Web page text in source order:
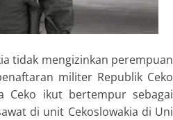
tidak mengizinkan perempuan
militer Republik Ceko
Ceko ikut bertempur sebagai
di unit Cekoslowakia di Uni